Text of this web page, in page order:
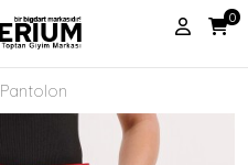
0
Pantolon